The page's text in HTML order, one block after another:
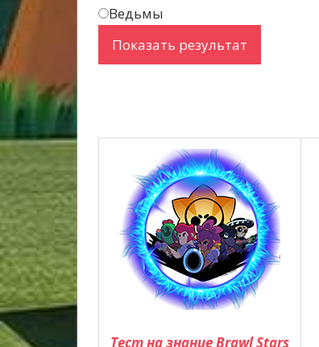
Ведьмы
Тест на знание Brawl Stars